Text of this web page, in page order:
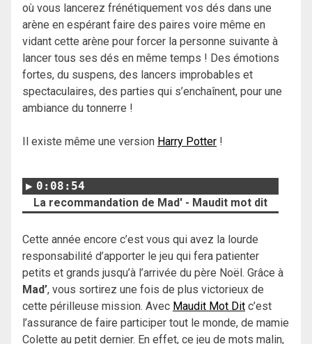
où vous lancerez frénétiquement vos dés dans une
arène en espérant faire des paires voire même en
vidant cette arène pour forcer la personne suivante à
lancer tous ses dés en même temps ! Des émotions
fortes, du suspens, des lancers improbables et
spectaculaires, des parties qui s’enchaînent, pour une
ambiance du tonnerre !
Il existe même une version Harry Potter !
0:08:54
La recommandation de Mad' - Maudit mot dit
Cette année encore c’est vous qui avez la lourde
responsabilité d’apporter le jeu qui fera patienter
petits et grands jusqu’à l’arrivée du père Noël. Grâce à
Mad’, vous sortirez une fois de plus victorieux de
cette périlleuse mission. Avec Maudit Mot Dit c’est
l’assurance de faire participer tout le monde, de mamie
Colette au petit dernier. En effet, ce jeu de mots malin,